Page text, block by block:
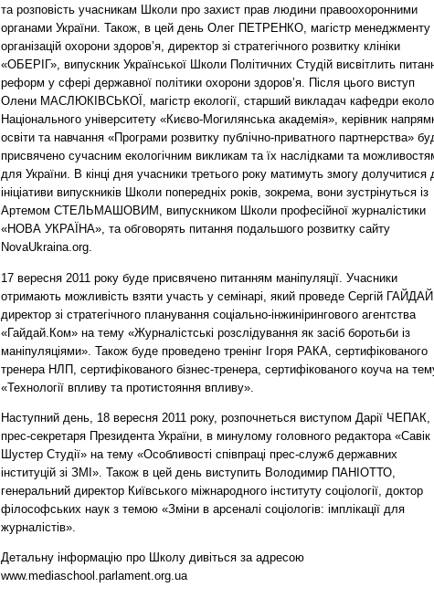
та розповість учасникам Школи про захист прав людини правоохоронними
органами України. Також, в цей день Олег ПЕТРЕНКО, магістр менеджменту
організацій охорони здоров’я, директор зі стратегічного розвитку клініки
«ОБЕРІГ», випускник Української Школи Політичних Студій висвітлить
реформ у сфері державної політики охорони здоров’я. Після цього виступ
Олени МАСЛЮКІВСЬКОЇ, магістр екології, старший викладач кафедри
Національного університету «Києво-Могилянська академія», керівник
освіти та навчання «Програми розвитку публічно-приватного партнерства»
присвячено сучасним екологічним викликам та їх наслідками та
для України. В кінці дня учасники третього року матимуть змогу долучитися
ініціативи випускників Школи попередніх років, зокрема, вони зустрінуться із
Артемом СТЕЛЬМАШОВИМ, випускником Школи професійної журналістики
«НОВА УКРАЇНА», та обговорять питання подальшого розвитку сайту
NovaUkraina.org.
17 вересня 2011 року буде присвячено питанням маніпуляції. Учасники
отримають можливість взяти участь у семінарі, який проведе Сергій ГАЙДАЙ,
директор зі стратегічного планування соціально-інжинірингового агентства
«Гайдай.Ком» на тему «Журналістські розслідування як засіб боротьби із
маніпуляціями». Також буде проведено тренінг Ігоря РАКА, сертифікованого
тренера НЛП, сертифікованого бізнес-тренера, сертифікованого коуча на
«Технології впливу та протистояння впливу».
Наступний день, 18 вересня 2011 року, розпочнеться виступом Дарії ЧЕПАК,
прес-секретаря Президента України, в минулому головного редактора «Савік
Шустер Студії» на тему «Особливості співпраці прес-служб державних
інституцій зі ЗМІ». Також в цей день виступить Володимир ПАНІОТТО,
генеральний директор Київського міжнародного інституту соціології, доктор
філософських наук з темою «Зміни в арсеналі соціологів: імплікації для
журналістів».
Детальну інформацію про Школу дивіться за адресою
www.mediaschool.parlament.org.ua